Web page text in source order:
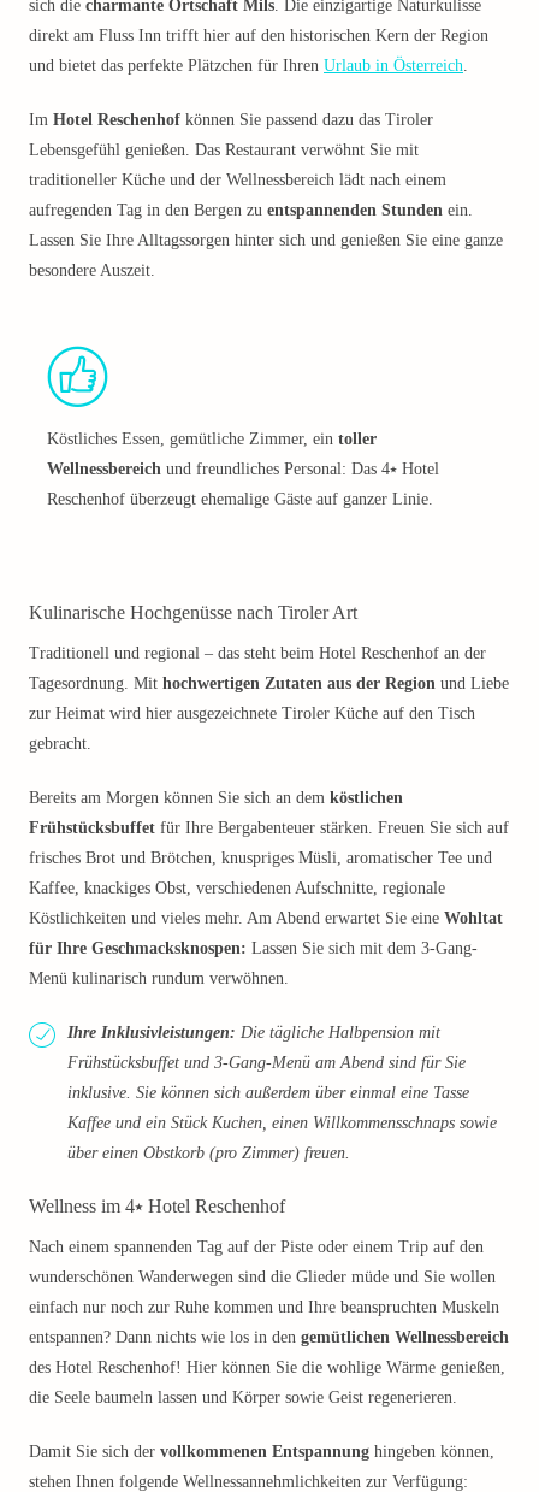
sich die charmante Ortschaft Mils. Die einzigartige Naturkulisse
direkt am Fluss Inn trifft hier auf den historischen Kern der Region
und bietet das perfekte Plätzchen für Ihren Urlaub in Österreich.
Im Hotel Reschenhof können Sie passend dazu das Tiroler
Lebensgefühl genießen. Das Restaurant verwöhnt Sie mit
traditioneller Küche und der Wellnessbereich lädt nach einem
aufregenden Tag in den Bergen zu entspannenden Stunden ein.
Lassen Sie Ihre Alltagssorgen hinter sich und genießen Sie eine ganze
besondere Auszeit.
Köstliches Essen, gemütliche Zimmer, ein toller
Wellnessbereich und freundliches Personal: Das 4⭑ Hotel
Reschenhof überzeugt ehemalige Gäste auf ganzer Linie.
Kulinarische Hochgenüsse nach Tiroler Art
Traditionell und regional – das steht beim Hotel Reschenhof an der
Tagesordnung. Mit hochwertigen Zutaten aus der Region und Liebe
zur Heimat wird hier ausgezeichnete Tiroler Küche auf den Tisch
gebracht.
Bereits am Morgen können Sie sich an dem köstlichen
Frühstücksbuffet für Ihre Bergabenteuer stärken. Freuen Sie sich auf
frisches Brot und Brötchen, knuspriges Müsli, aromatischer Tee und
Kaffee, knackiges Obst, verschiedenen Aufschnitte, regionale
Köstlichkeiten und vieles mehr. Am Abend erwartet Sie eine Wohltat
für Ihre Geschmacksknospen: Lassen Sie sich mit dem 3-Gang-
Menü kulinarisch rundum verwöhnen.
Ihre Inklusivleistungen: Die tägliche Halbpension mit
Frühstücksbuffet und 3-Gang-Menü am Abend sind für Sie
inklusive. Sie können sich außerdem über einmal eine Tasse
Kaffee und ein Stück Kuchen, einen Willkommensschnaps sowie
über einen Obstkorb (pro Zimmer) freuen.
Wellness im 4⭑ Hotel Reschenhof
Nach einem spannenden Tag auf der Piste oder einem Trip auf den
wunderschönen Wanderwegen sind die Glieder müde und Sie wollen
einfach nur noch zur Ruhe kommen und Ihre beanspruchten Muskeln
entspannen? Dann nichts wie los in den gemütlichen Wellnessbereich
des Hotel Reschenhof! Hier können Sie die wohlige Wärme genießen,
die Seele baumeln lassen und Körper sowie Geist regenerieren.
Damit Sie sich der vollkommenen Entspannung hingeben können,
stehen Ihnen folgende Wellnessannehmlichkeiten zur Verfügung: